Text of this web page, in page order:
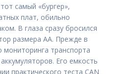
самый «бургер»,
плат, обильно
В глаза сразу бросился
размера АА. Прежде в
мониторинга транспорта
Его емкость
практического теста CAN